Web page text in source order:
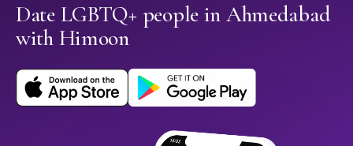
Date LGBTQ+ people in Ahmedabad
with Himoon